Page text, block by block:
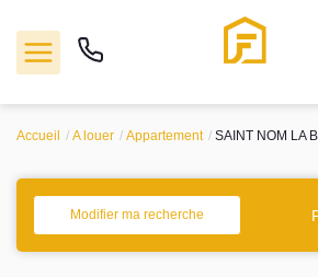
Vente
Location
Accueil A louer Appartement SAINT NOM LA
Modifier ma recherche